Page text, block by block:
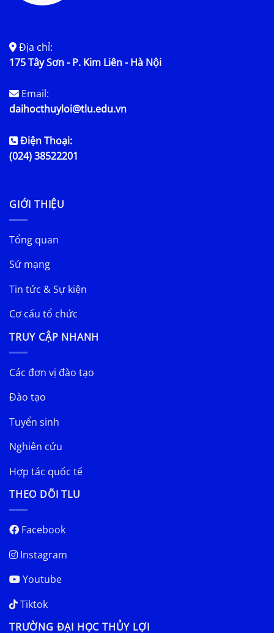
Địa chỉ:
175 Tây Sơn - P. Kim Liên - Hà Nội
Email:
daihocthuyloi@tlu.edu.vn
Điện Thoại:
(024) 38522201
GIỚI THIỆU
Tổng quan
Sứ mạng
Tin tức & Sự kiện
Cơ cấu tổ chức
TRUY CẬP NHANH
Các đơn vị đào tạo
Đào tạo
Tuyển sinh
Nghiên cứu
Hợp tác quốc tế
THEO DÕI TLU
Facebook
Instagram
Youtube
Tiktok
TRƯỜNG ĐẠI HỌC THỦY LỢI